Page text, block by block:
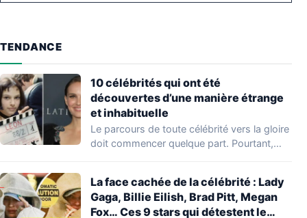
TENDANCE
10 célébrités qui ont été
découvertes d’une manière étrange
et inhabituelle
Le parcours de toute célébrité vers la gloire
doit commencer quelque part. Pourtant,
La face cachée de la célébrité : Lady
Gaga, Billie Eilish, Brad Pitt, Megan
Fox… Ces 9 stars qui détestent le